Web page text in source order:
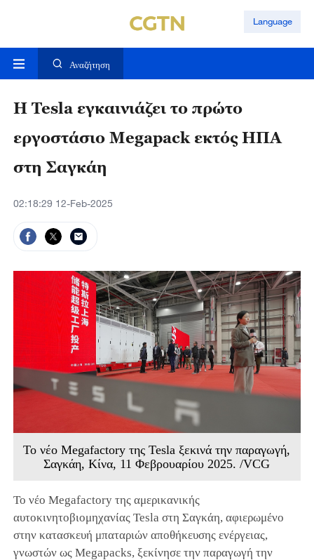
Language
Αναζήτηση
Η Tesla εγκαινιάζει το πρώτο
εργοστάσιο Megapack εκτός ΗΠΑ
στη Σαγκάη
02:18:29 12-Feb-2025
Το νέο Megafactory της Tesla ξεκινά την παραγωγή,
Σαγκάη, Κίνα, 11 Φεβρουαρίου 2025. /VCG
Το νέο Megafactory της αμερικανικής
αυτοκινητοβιομηχανίας Tesla στη Σαγκάη, αφιερωμένο
στην κατασκευή μπαταριών αποθήκευσης ενέργειας,
γνωστών ως Megapacks, ξεκίνησε την παραγωγή την